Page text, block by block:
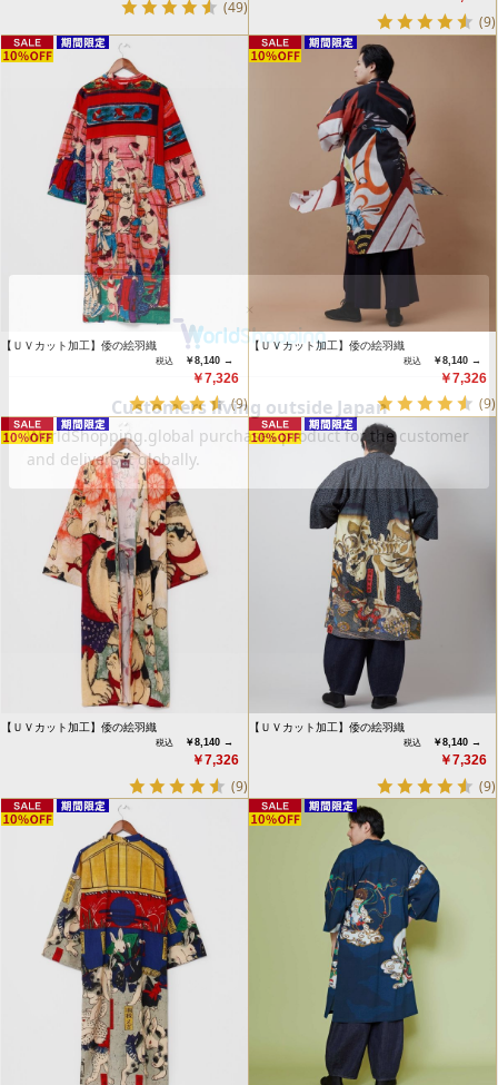
(49)
(9)
【ＵＶカット加工】倭の絵羽織
￥8,140 →
￥7,326
(9)
【ＵＶカット加工】倭の絵羽織
￥8,140 →
￥7,326
(9)
【ＵＶカット加工】倭の絵羽織
￥8,140 →
￥7,326
(9)
【ＵＶカット加工】倭の絵羽織
￥8,140 →
￥7,326
(9)